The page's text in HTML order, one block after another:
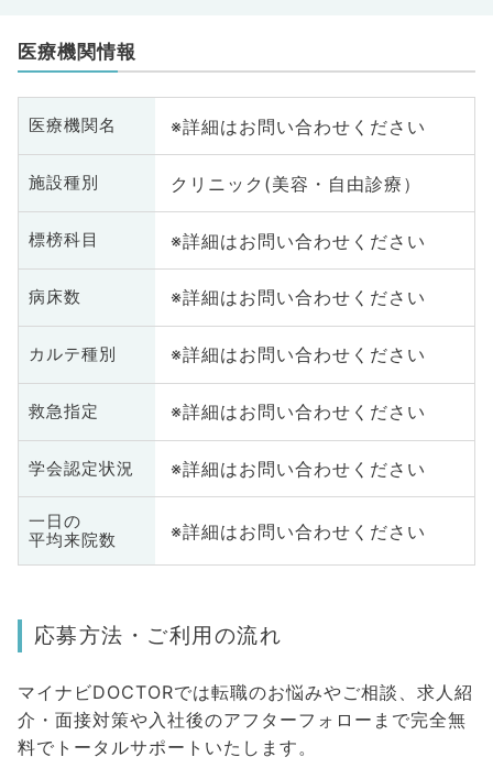
医療機関情報
医療機関名 ※詳細はお問い合わせください
施設種別 クリニック(美容・自由診療）
標榜科目 ※詳細はお問い合わせください
病床数 ※詳細はお問い合わせください
カルテ種別 ※詳細はお問い合わせください
救急指定 ※詳細はお問い合わせください
学会認定状況 ※詳細はお問い合わせください
一日の
平均来院数
※詳細はお問い合わせください
応募方法・ご利用の流れ
マイナビDOCTORでは転職のお悩みやご相談、求人紹
介・面接対策や入社後のアフターフォローまで完全無
料でトータルサポートいたします。